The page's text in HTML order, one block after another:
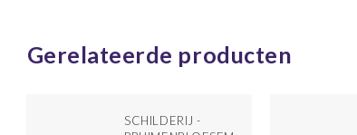
Gerelateerde producten
SCHILDERIJ -